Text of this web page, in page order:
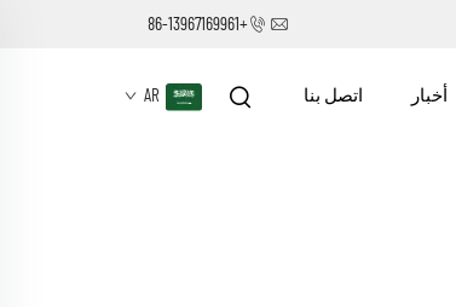
+86-13967169961
أخبار اتصل بنا AR